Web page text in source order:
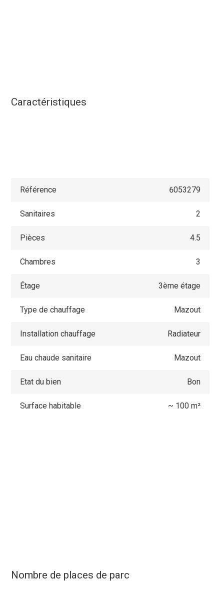
Caractéristiques
Référence 6053279
Sanitaires 2
Pièces 4.5
Chambres 3
Étage 3ème étage
Type de chauffage Mazout
Installation chauffage Radiateur
Eau chaude sanitaire Mazout
Etat du bien Bon
Surface habitable ~ 100 m²
Nombre de places de parc